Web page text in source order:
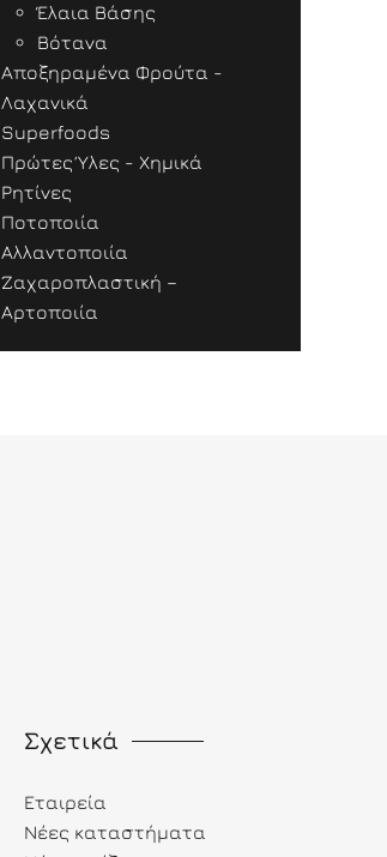
Έλαια Βάσης
Βότανα
Αποξηραμένα Φρούτα -
Λαχανικά
Superfoods
Πρώτες Ύλες - Χημικά
Ρητίνες
Ποτοποιία
Αλλαντοποιία
Ζαχαροπλαστική –
Αρτοποιία
Σχετικά
Εταιρεία
Νέες καταστήματα